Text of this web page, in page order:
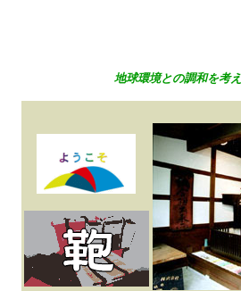
地球環境との調和を考